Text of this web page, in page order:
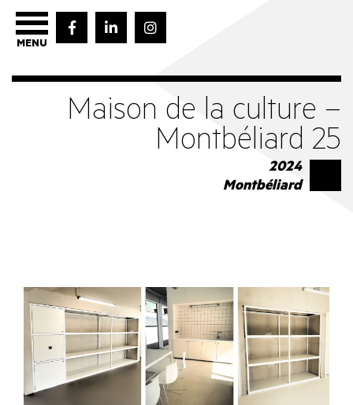
MENU
Maison de la culture –
Montbéliard 25
2024
Montbéliard